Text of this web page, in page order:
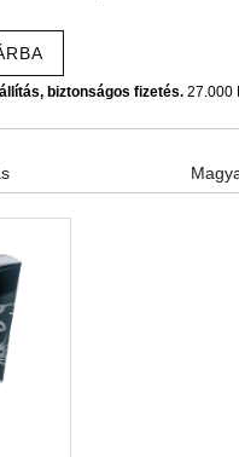
biztonságos fizetés. 27.000